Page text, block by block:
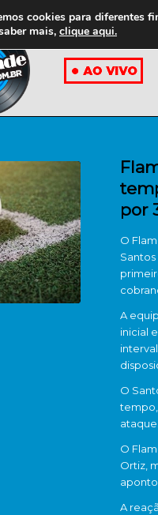
por
O
A
inicial
O
ataque.
O
Ortiz ,
A
cookies para diferentes
mais, clique aqui.